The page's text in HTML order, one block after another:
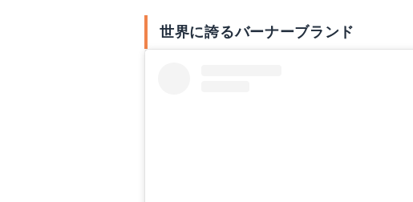
世界に誇るバーナーブランド